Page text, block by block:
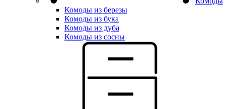
Комоды из березы
Комоды из бука
Комоды из дуба
Комоды из сосны